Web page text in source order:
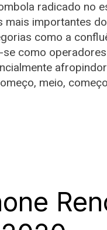
radicado no
importantes
como a
como
meio,